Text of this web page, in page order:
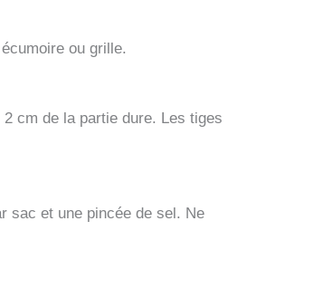
ou grille.
cm de la partie dure. Les tiges
sac et une pincée de sel. Ne